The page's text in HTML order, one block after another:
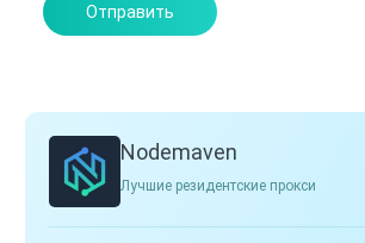
Отправить
Nodemaven
Лучшие резидентские прокси